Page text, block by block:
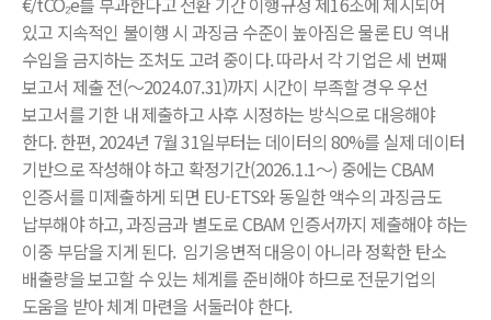
있고 지속적인 불이행 시 과징금 수준이 높아짐은 물론 EU 역내
수입을 금지하는 조처도 고려 중이다. 따라서 각 기업은 세 번째
보고서 제출 전(～2024.07.31)까지 시간이 부족할 경우 우선
보고서를 기한 내 제출하고 사후 시정하는 방식으로 대응해야
한다. 한편, 2024년 7월 31일부터는 데이터의 80%를 실제 데이터
기반으로 작성해야 하고 확정기간(2026.1.1～) 중에는 CBAM
인증서를 미제출하게 되면 EU-ETS와 동일한 액수의 과징금도
납부해야 하고, 과징금과 별도로 CBAM 인증서까지 제출해야 하는
이중 부담을 지게 된다. 임기응변적 대응이 아니라 정확한 탄소
배출량을 보고할 수 있는 체계를 준비해야 하므로 전문기업의
도움을 받아 체계 마련을 서둘러야 한다.